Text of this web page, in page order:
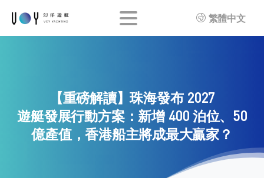
繁體中文
【重磅解讀】珠海發布 2027
遊艇發展行動方案：新增 400 泊位、50
億產值，香港船主將成最大贏家？